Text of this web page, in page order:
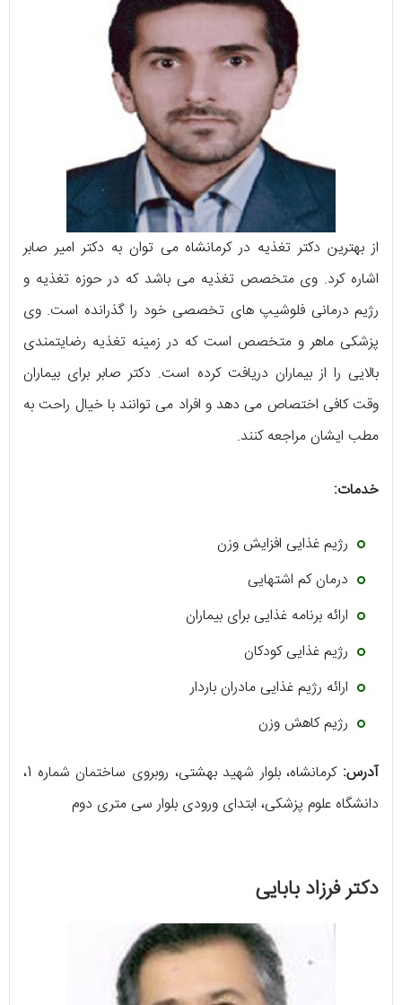
از بهترین دکتر تغذیه در کرمانشاه می توان به دکتر امیر صابر
اشاره کرد. وی متخصص تغذیه می باشد که در حوزه تغذیه و
رژیم درمانی فلوشیپ های تخصصی خود را گذرانده است. وی
پزشکی ماهر و متخصص است که در زمینه تغذیه رضایتمندی
بالایی را از بیماران دریافت کرده است. دکتر صابر برای بیماران
وقت کافی اختصاص می دهد و افراد می توانند با خیال راحت به
مطب ایشان مراجعه کنند.
خدمات:
رژیم غذایی افزایش وزن
درمان کم اشتهایی
ارائه برنامه غذایی برای بیماران
رژیم غذایی کودکان
ارائه رژیم غذایی مادران باردار
رژیم کاهش وزن
آدرس:
کرمانشاه، بلوار شهید بهشتی، روبروی ساختمان شماره 1،
دانشگاه علوم پزشکی، ابتدای ورودی بلوار سی متری دوم
دکتر فرزاد بابایی